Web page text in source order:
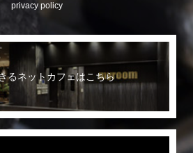
privacy policy
るネットカフェはこちら